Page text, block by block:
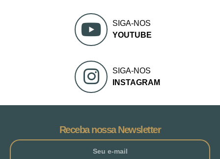
SIGA-NOS
YOUTUBE
SIGA-NOS
INSTAGRAM
Receba nossa Newsletter